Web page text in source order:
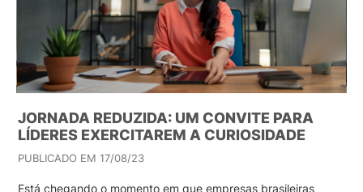
JORNADA REDUZIDA: UM CONVITE PARA
LÍDERES EXERCITAREM A CURIOSIDADE
PUBLICADO EM 17/08/23
Está chegando o momento em que empresas brasileiras